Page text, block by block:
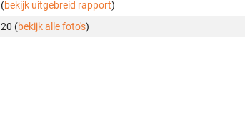
(bekijk uitgebreid rapport)
20 (bekijk alle foto's)